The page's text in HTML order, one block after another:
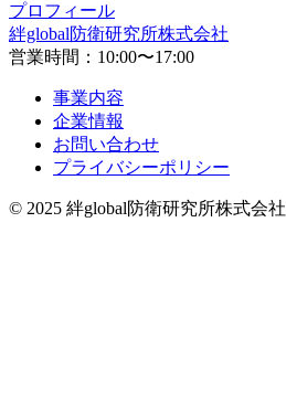
プロフィール
絆global防衛研究所株式会社
営業時間：10:00〜17:00
事業内容
企業情報
お問い合わせ
プライバシーポリシー
© 2025 絆global防衛研究所株式会社